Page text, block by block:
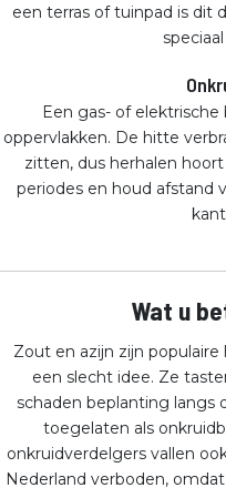
een terras of tuinpad is dit
Een gas- of
oppervlakken. De hitte
zitten, dus herhalen
periodes en houd afstand
Wat u
Zout en azijn zijn
een slecht idee. Ze
schaden beplanting langs
toegelaten als
onkruidverdelgers vallen
Nederland verboden,